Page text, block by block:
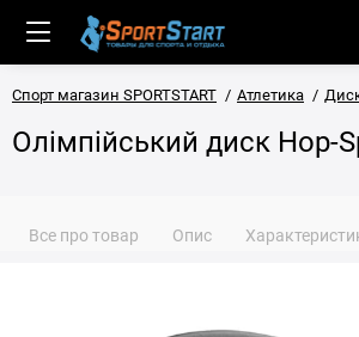
Спорт магазин SPORTSTART Атлетика
Олімпійський диск Hop-
Все про товар Опис